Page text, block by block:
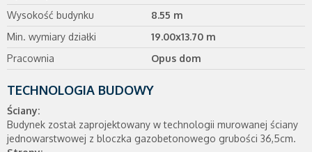
Wysokość budynku
8.55 m
Min. wymiary działki
19.00x13.70 m
Pracownia
Opus dom
TECHNOLOGIA BUDOWY
Ściany:
Budynek został zaprojektowany w technologii murowanej ściany
jednowarstwowej z bloczka gazobetonowego grubości 36,5cm.